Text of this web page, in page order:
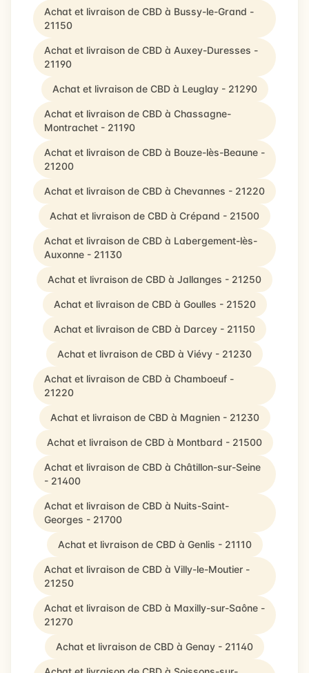
Achat et livraison de CBD à Bussy-le-Grand -
21150
Achat et livraison de CBD à Auxey-Duresses -
21190
Achat et livraison de CBD à Leuglay - 21290
Achat et livraison de CBD à Chassagne-
Montrachet - 21190
Achat et livraison de CBD à Bouze-lès-Beaune -
21200
Achat et livraison de CBD à Chevannes - 21220
Achat et livraison de CBD à Crépand - 21500
Achat et livraison de CBD à Labergement-lès-
Auxonne - 21130
Achat et livraison de CBD à Jallanges - 21250
Achat et livraison de CBD à Goulles - 21520
Achat et livraison de CBD à Darcey - 21150
Achat et livraison de CBD à Viévy - 21230
Achat et livraison de CBD à Chamboeuf -
21220
Achat et livraison de CBD à Magnien - 21230
Achat et livraison de CBD à Montbard - 21500
Achat et livraison de CBD à Châtillon-sur-Seine
- 21400
Achat et livraison de CBD à Nuits-Saint-
Georges - 21700
Achat et livraison de CBD à Genlis - 21110
Achat et livraison de CBD à Villy-le-Moutier -
21250
Achat et livraison de CBD à Maxilly-sur-Saône -
21270
Achat et livraison de CBD à Genay - 21140